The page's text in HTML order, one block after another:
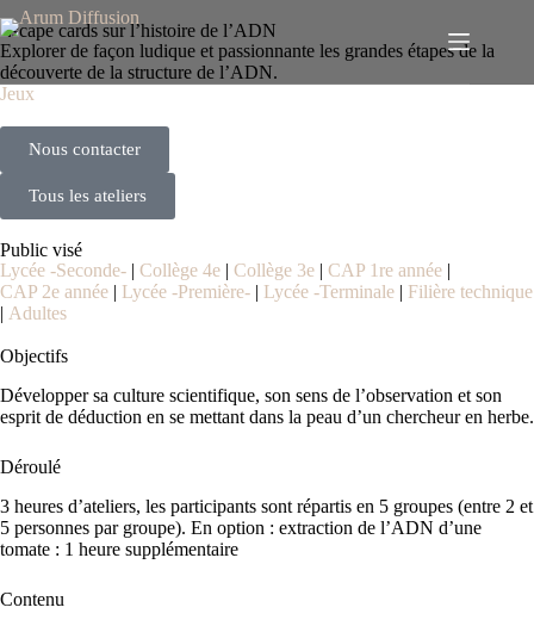
Panneau de gestion des cookies
Escape cards sur l’histoire de l’ADN
Explorer de façon ludique et passionnante les grandes étapes de la
découverte de la structure de l’ADN.
Jeux
Nous contacter
Tous les ateliers
Public visé
Lycée -Seconde- | Collège 4e | Collège 3e | CAP 1re année |
CAP 2e année | Lycée -Première- | Lycée -Terminale | Filière technique
| Adultes
Objectifs
Développer sa culture scientifique, son sens de l’observation et son
esprit de déduction en se mettant dans la peau d’un chercheur en herbe.
Déroulé
3 heures d’ateliers, les participants sont répartis en 5 groupes (entre 2 et
5 personnes par groupe). En option : extraction de l’ADN d’une
tomate : 1 heure supplémentaire
Contenu